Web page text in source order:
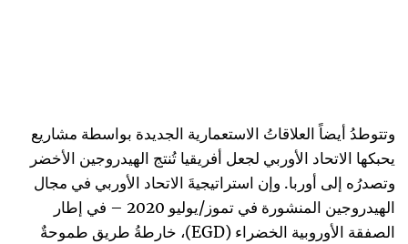
وتتوطدُ أيضاً العلاقاتُ الاستعمارية الجديدة بواسطة مشاريع
يحبكها الاتحاد الأوربي لجعل أفريقيا تُنتج الهيدروجين الأخضر
وتصدرُه إلى أوربا. وإن استراتيجيةَ الاتحاد الأوربي في مجال
الهيدروجين المنشورة في تموز/يوليو 2020 – في إطار
الصفقة الأوروبية الخضراء (EGD)، خارطةُ طريق طموحةٌ